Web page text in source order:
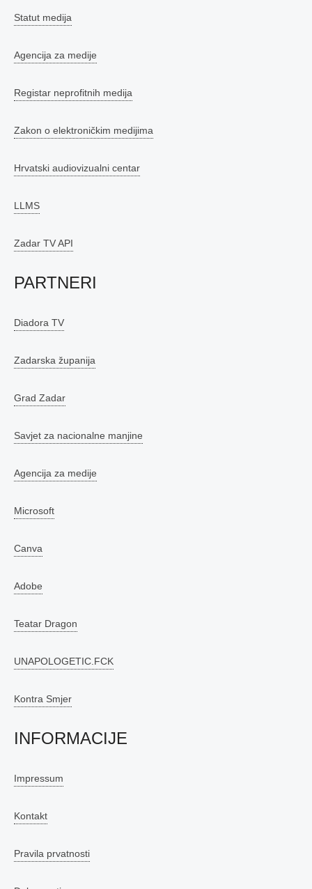
Statut medija
Agencija za medije
Registar neprofitnih medija
Zakon o elektroničkim medijima
Hrvatski audiovizualni centar
LLMS
Zadar TV API
PARTNERI
Diadora TV
Zadarska županija
Grad Zadar
Savjet za nacionalne manjine
Agencija za medije
Microsoft
Canva
Adobe
Teatar Dragon
UNAPOLOGETIC.FCK
Kontra Smjer
INFORMACIJE
Impressum
Kontakt
Pravila prvatnosti